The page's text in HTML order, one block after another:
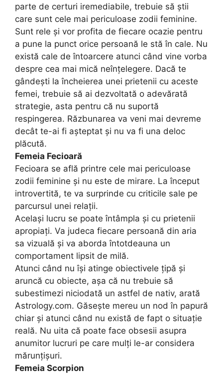
parte de certuri iremediabile, trebuie să știi
care sunt cele mai periculoase zodii feminine.
Sunt rele și vor profita de fiecare ocazie pentru
a pune la punct orice persoană le stă în cale. Nu
există cale de întoarcere atunci când vine vorba
despre cea mai mică neînțelegere. Dacă te
gândești la încheierea unei prietenii cu aceste
femei, trebuie să ai dezvoltată o adevărată
strategie, asta pentru că nu suportă
respingerea. Răzbunarea va veni mai devreme
decât te-ai fi așteptat și nu va fi una deloc
plăcută.
Femeia Fecioară
Fecioara se află printre cele mai periculoase
zodii feminine și nu este de mirare. La început
introvertită, te va surprinde cu criticile sale pe
parcursul unei relații.
Același lucru se poate întâmpla și cu prietenii
apropiați. Va judeca fiecare persoană din aria
sa vizuală și va aborda întotdeauna un
comportament lipsit de milă.
Atunci când nu își atinge obiectivele țipă și
aruncă cu obiecte, așa că nu trebuie să
subestimezi niciodată un astfel de nativ, arată
Astrology.com. Găsește mereu un nod în papură
chiar și atunci când nu există de fapt o situație
reală. Nu uita că poate face obsesii asupra
anumitor lucruri pe care mulți le-ar considera
mărunțișuri.
Femeia Scorpion